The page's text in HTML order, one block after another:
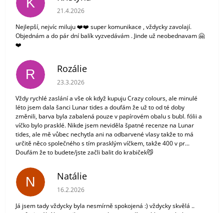
K Hodnocení obchodu je 5 z 5 hvězdiček.
21.4.2026
Nejlepší, nejvíc miluju ❤️❤️ super komunikace , vždycky zavolají.
Objednám a do pár dní balík vyzvedávám . Jinde už neobednavam 🤗
❤️
R Rozálie
Hodnocení obchodu je 3 z 5 hvězdiček.
23.3.2026
Vždy rychlé zaslání a vše ok když kupuju Crazy colours, ale minulé
léto jsem dala šanci Lunar tides a doufám že už to od té doby
změnili, barva byla zabalená pouze v papírovém obalu s bubl. fólii a
víčko bylo prasklé. Nikde jsem neviděla špatné recenze na Lunar
tides, ale mě vůbec nechytla ani na odbarvené vlasy takže to má
určitě něco společného s tím prasklým víčkem, takže 400 v pr...
Doufám že to budete/jste začli balit do krabiček😼
N Natálie
Hodnocení obchodu je 5 z 5 hvězdiček.
16.2.2026
Já jsem tady vždycky byla nesmírně spokojená :) vždycky skvělá ..